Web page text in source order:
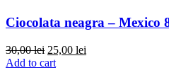
Ciocolata neagra – Mexico
30,00lei Original
price
25,00 lei
Add to cart